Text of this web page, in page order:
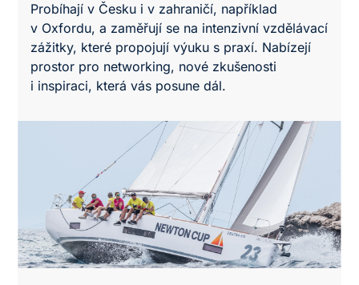
Probíhají v Česku i v zahraničí, například
v Oxfordu, a zaměřují se na intenzivní vzdělávací
zážitky, které propojují výuku s praxí. Nabízejí
prostor pro networking, nové zkušenosti
i inspiraci, která vás posune dál.